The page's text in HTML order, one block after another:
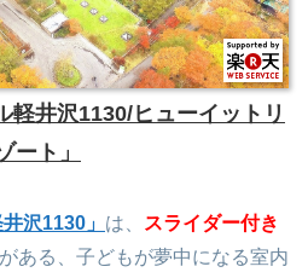
軽井沢1130/ヒューイットリ
ート」
沢1130」 は、
スライダー付き
がある、子どもが夢中になる室内